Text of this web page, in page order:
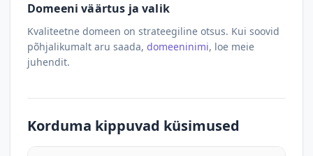
Domeeni väärtus ja valik
Kvaliteetne domeen on strateegiline otsus. Kui soovid
põhjalikumalt aru saada, domeeninimi, loe meie
juhendit.
Korduma kippuvad küsimused